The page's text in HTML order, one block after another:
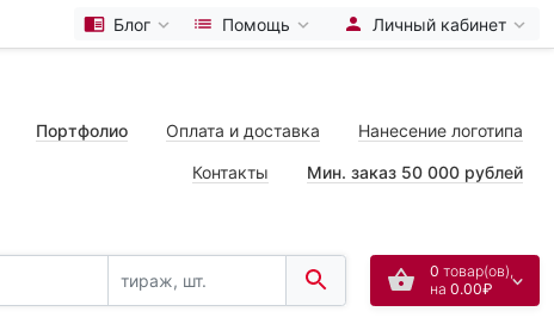
Блог Помощь Личный кабинет
Портфолио Оплата и доставка Нанесение логотипа
Контакты Мин. заказ 50 000 рублей
0 товар(ов),
на 0.00₽